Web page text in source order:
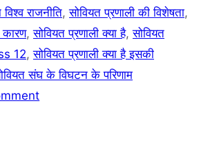
राजनीति,सोवियत प्रणाली की विशेषता,
कारण,सोवियत प्रणाली क्या है,सोवियत
12,सोवियत प्रणाली क्या है इसकी
संघ के विघटन के परिणाम